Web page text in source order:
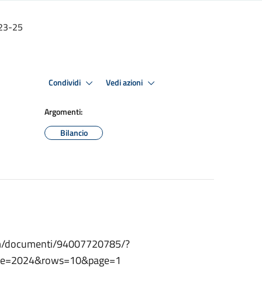
25
Condividi Vedi azioni
Argomenti:
Bilancio
documenti/94007720785/?